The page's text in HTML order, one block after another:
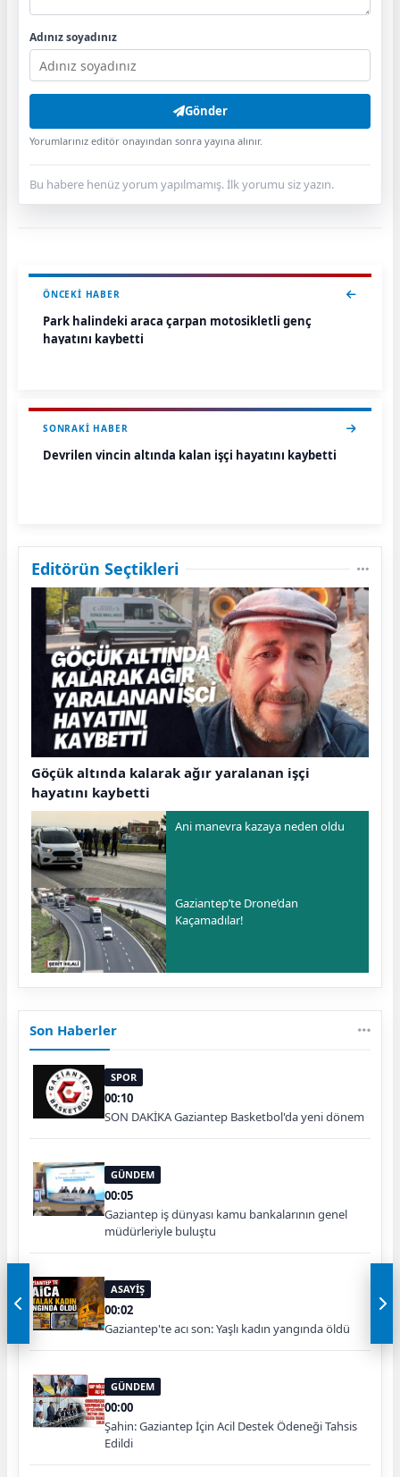
Adınız soyadınız
Gönder
Yorumlarınız editör onayından sonra yayına alınır.
Bu habere henüz yorum yapılmamış. İlk yorumu siz yazın.
ÖNCEKI HABER
Park halindeki araca çarpan motosikletli genç
hayatını kaybetti
SONRAKI HABER
Devrilen vincin altında kalan işçi hayatını kaybetti
Editörün Seçtikleri
Göçük altında kalarak ağır yaralanan işçi
hayatını kaybetti
Ani manevra kazaya neden oldu
Gaziantep’te Drone’dan
Kaçamadılar!
Son Haberler
SPOR
00:10
SON DAKİKA Gaziantep Basketbol'da yeni dönem
GÜNDEM
00:05
Gaziantep iş dünyası kamu bankalarının genel
müdürleriyle buluştu
ASAYİŞ
00:02
Gaziantep'te acı son: Yaşlı kadın yangında öldü
GÜNDEM
00:00
Şahin: Gaziantep İçin Acil Destek Ödeneği Tahsis
Edildi